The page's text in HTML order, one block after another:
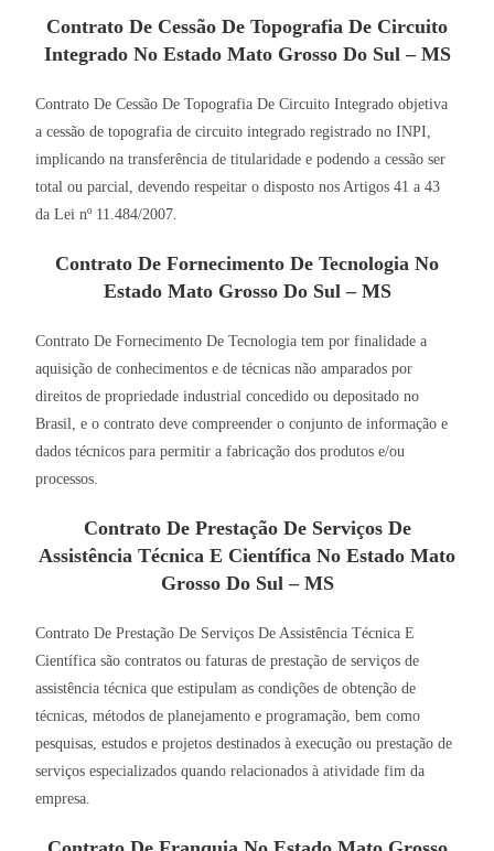
Contrato De Cessão De Topografia De Circuito
Integrado No Estado Mato Grosso Do Sul – MS
Contrato De Cessão De Topografia De Circuito Integrado objetiva
a cessão de topografia de circuito integrado registrado no INPI,
implicando na transferência de titularidade e podendo a cessão ser
total ou parcial, devendo respeitar o disposto nos Artigos 41 a 43
da Lei nº 11.484/2007.
Contrato De Fornecimento De Tecnologia No
Estado Mato Grosso Do Sul – MS
Contrato De Fornecimento De Tecnologia tem por finalidade a
aquisição de conhecimentos e de técnicas não amparados por
direitos de propriedade industrial concedido ou depositado no
Brasil, e o contrato deve compreender o conjunto de informação e
dados técnicos para permitir a fabricação dos produtos e/ou
processos.
Contrato De Prestação De Serviços De
Assistência Técnica E Científica No Estado Mato
Grosso Do Sul – MS
Contrato De Prestação De Serviços De Assistência Técnica E
Científica são contratos ou faturas de prestação de serviços de
assistência técnica que estipulam as condições de obtenção de
técnicas, métodos de planejamento e programação, bem como
pesquisas, estudos e projetos destinados à execução ou prestação de
serviços especializados quando relacionados à atividade fim da
empresa.